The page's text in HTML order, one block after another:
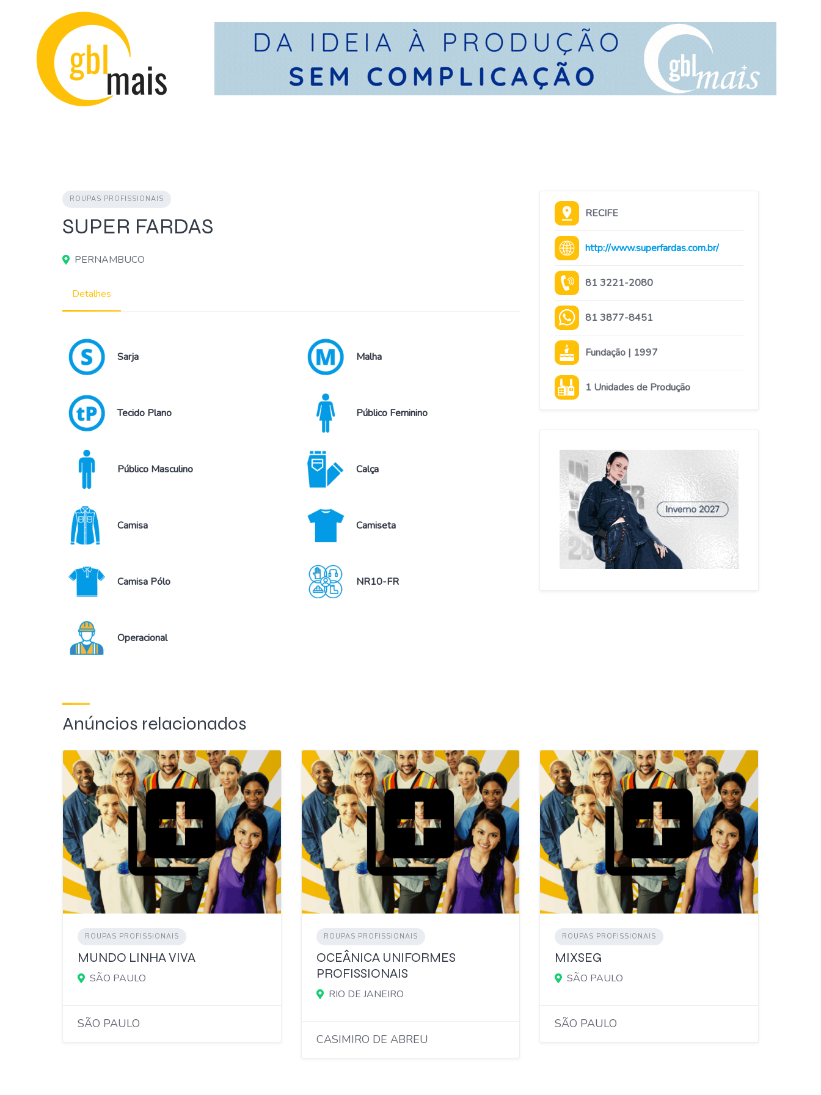
ROUPAS PROFISSIONAIS
SUPER FARDAS
PERNAMBUCO
Detalhes
Sarja Malha
Tecido Plano Público Feminino
Público Masculino Calça
Camisa Camiseta
Camisa Pólo NR10-FR
Operacional
RECIFE
http://www.superfardas.com.br/
81 3221-2080
81 3877-8451
Fundação | 1997
1 Unidades de Produção
Anúncios relacionados
ROUPAS PROFISSIONAIS
MUNDO LINHA VIVA
SÃO PAULO
SÃO PAULO
ROUPAS PROFISSIONAIS
OCEÂNICA UNIFORMES
PROFISSIONAIS
RIO DE JANEIRO
CASIMIRO DE ABREU
ROUPAS PROFISSIONAIS
MIXSEG
SÃO PAULO
SÃO PAULO